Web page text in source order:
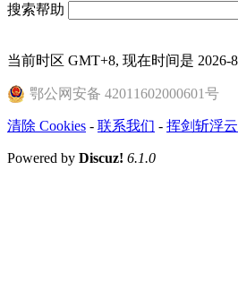
搜索帮助
当前时区 GMT+8, 现在时间是 2026-
鄂公网安备 42011602000601号
清除 Cookies - 联系我们 - 挥剑斩浮云
Powered by Discuz! 6.1.0